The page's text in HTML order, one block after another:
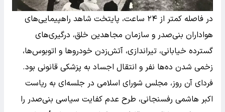
در فاصله کمتر از ۲۴ ساعت، پایتخت شاهد راهپیمایی‌های
هواداران بنی‌صدر و سازمان مجاهدین خلق، درگیری‌های
گسترده خیابانی، تیراندازی، آتش‌زدن خودروها و اتوبوس‌ها،
زخمی‌ شدن ده‌ها نفر و انتقال اجساد به پزشکی قانونی بود.
فردای آن روز، مجلس شورای اسلامی در جلسه‌ای به ریاست
اکبر هاشمی رفسنجانی، طرح عدم کفایت سیاسی بنی‌صدر را